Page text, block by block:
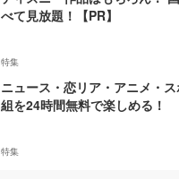
べて見放題！【PR】
特集
ニュース・恋リア・アニメ・
組を24時間無料で楽しめる！
特集